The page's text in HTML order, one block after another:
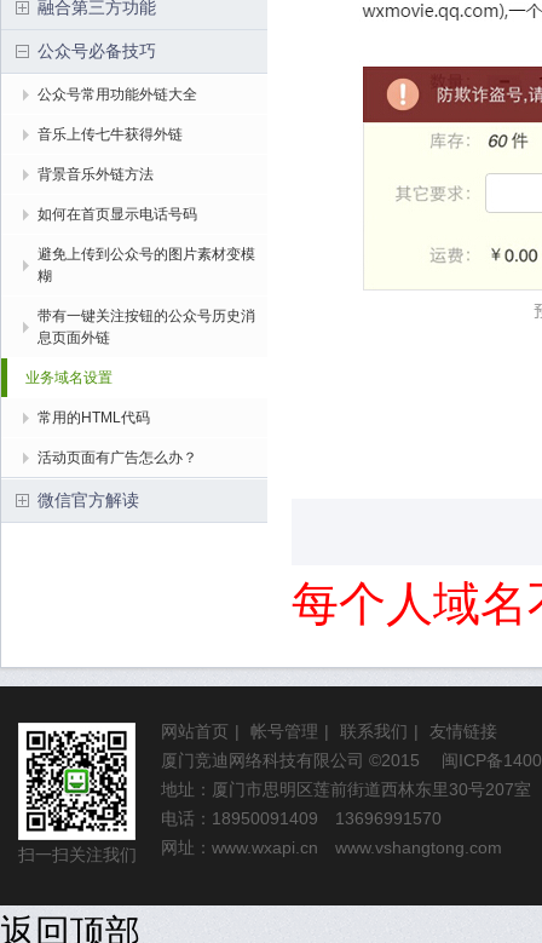
融合第三方功能
公众号必备技巧
公众号常用功能外链大全
音乐上传七牛获得外链
背景音乐外链方法
如何在首页显示电话号码
避免上传到公众号的图片素材变模
糊
带有一键关注按钮的公众号历史消
息页面外链
业务域名设置
常用的HTML代码
活动页面有广告怎么办？
微信官方解读
每个人域
扫一扫关注我们
网站首页 | 帐号管理 | 联系我们 |
友情链接
厦门竞迪网络科技有限公司 ©2015 闽ICP备
地址：厦门市思明区莲前街道西林东里30号207室
电话：18950091409 13696991570
网址： www.wxapi.cn www.vshangtong.com
返回顶部